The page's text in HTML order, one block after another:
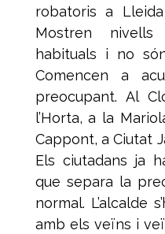
robatoris a
Mostren
habituals i no
Comencen a
preocupant. Al
l’Horta, a la
Cappont, a Ciutat
Els ciutadans ja
que separa la
normal. L’alcalde
amb els veïns i